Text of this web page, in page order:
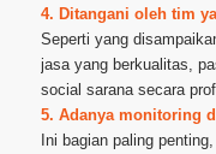
4. Ditangani oleh tim
Seperti yang
jasa yang berkualitas,
social sarana secara
5. Adanya monitoring
Ini bagian paling